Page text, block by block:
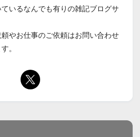
いるなんでも有りの雑記ブログサ
やお仕事のご依頼はお問い合わせ
。